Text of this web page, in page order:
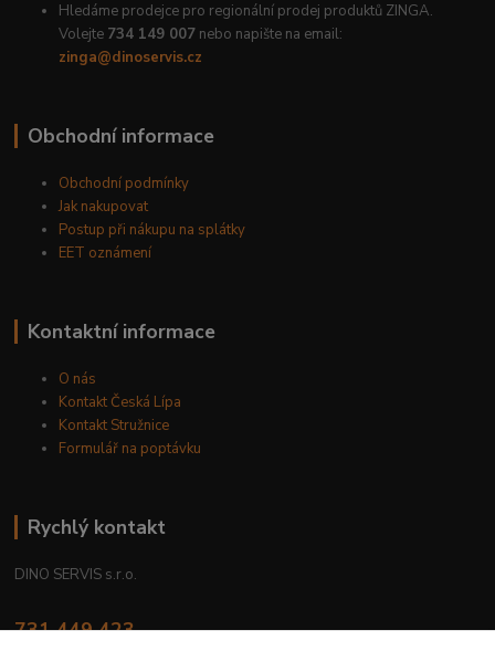
Hledáme prodejce pro regionální prodej produktů ZINGA.
Volejte 734 149 007 nebo napište na email:
zinga@dinoservis.cz
Obchodní informace
Obchodní podmínky
Jak nakupovat
Postup při nákupu na splátky
EET oznámení
Kontaktní informace
O nás
Kontakt Česká Lípa
Kontakt Stružnice
Formulář na poptávku
Rychlý kontakt
DINO SERVIS s.r.o.
731 449 423